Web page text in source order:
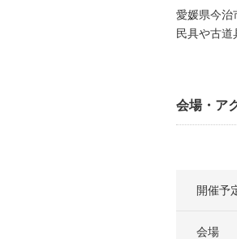
愛媛県今治
民具や古
会場・ア
開催予
会場